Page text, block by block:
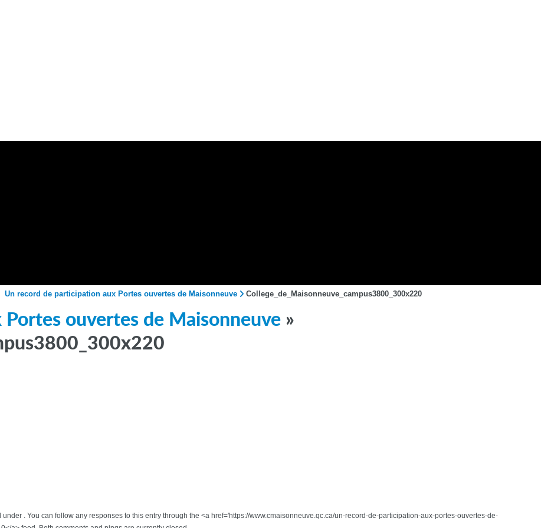
Un record de participation aux Portes ouvertes de Maisonneuve College_de_Maisonneuve_campus3800_300x220
ouvertes de Maisonneuve »
. You can follow any responses to this entry through the <a href='https://www.cmaisonneuve.qc.ca/un-record-de-participation-aux-portes-ouvertes-de-